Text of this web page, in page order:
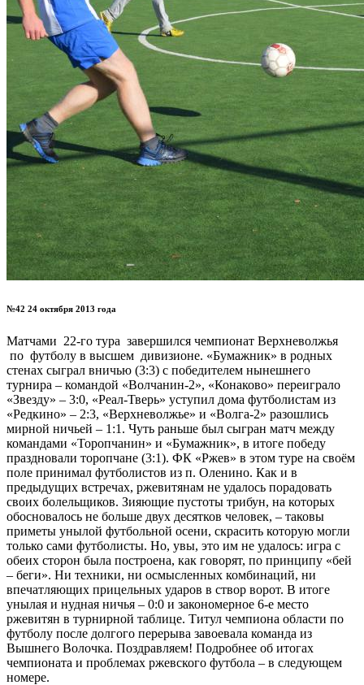
№42 24 октября 2013 года
Матчами 22-го тура завершился чемпионат Верхневолжья
по футболу в высшем дивизионе. «Бумажник» в родных
стенах сыграл вничью (3:3) с победителем нынешнего
турнира – командой «Волчанин-2», «Конаково» переиграло
«Звезду» – 3:0, «Реал-Тверь» уступил дома футболистам из
«Редкино» – 2:3, «Верхневолжье» и «Волга-2» разошлись
мирной ничьей – 1:1. Чуть раньше был сыгран матч между
командами «Торопчанин» и «Бумажник», в итоге победу
праздновали торопчане (3:1). ФК «Ржев» в этом туре на своём
поле принимал футболистов из п. Оленино. Как и в
предыдущих встречах, ржевитянам не удалось порадовать
своих болельщиков. Зияющие пустоты трибун, на которых
обосновалось не больше двух десятков человек, – таковы
приметы унылой футбольной осени, скрасить которую могли
только сами футболисты. Но, увы, это им не удалось: игра с
обеих сторон была построена, как говорят, по принципу «бей
– беги». Ни техники, ни осмысленных комбинаций, ни
впечатляющих прицельных ударов в створ ворот. В итоге
унылая и нудная ничья – 0:0 и закономерное 6-е место
ржевитян в турнирной таблице. Титул чемпиона области по
футболу после долгого перерыва завоевала команда из
Вышнего Волочка. Поздравляем! Подробнее об итогах
чемпионата и проблемах ржевского футбола – в следующем
номере.